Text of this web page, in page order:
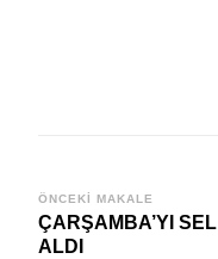
Yazı
dolaşımı
ÖNCEKI MAKALE
ÇARŞAMBA’YI SEL
ALDI